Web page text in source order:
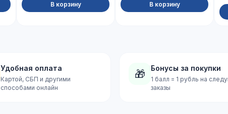
В корзину В корзину
Удобная оплата
Картой, СБП и другими
способами онлайн
🎁 Бонусы за покупки
1 балл = 1 рубль на
заказы